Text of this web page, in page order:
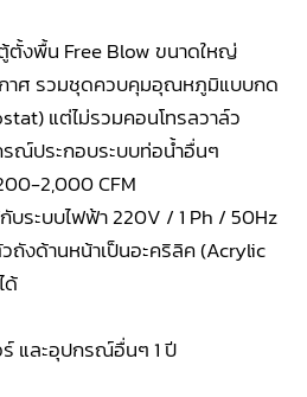
ตั้งพื้น Free Blow ขนาดใหญ่
าศ รวมชุดควบคุมอุณหภูมิแบบกด
แต่ไม่รวมคอนโทรลวาล์ว
ณ์ประกอบระบบท่อน้ำอื่นๆ
2,000 CFM
บระบบไฟฟ้า 220V / 1 Ph / 50Hz
งด้านหน้าเป็นอะคริลิค (Acrylic
ด้
และอุปกรณ์อื่นๆ 1 ปี